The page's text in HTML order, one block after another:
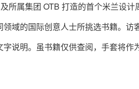
所属集团 OTB 打造的首个米兰设计
域的国际创意人士所挑选书籍。访
说明。虽书籍仅供查阅，手套将作